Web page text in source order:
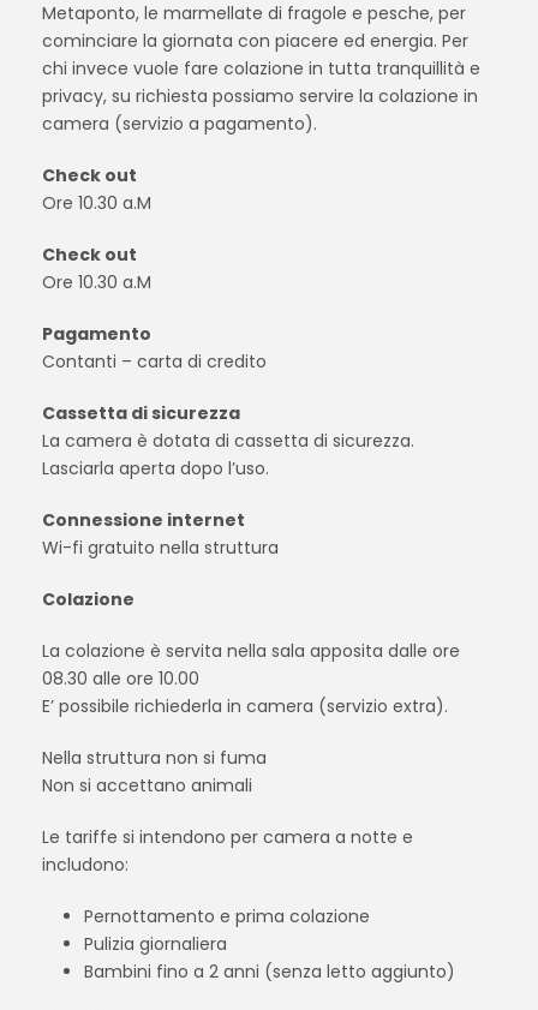
Metaponto, le marmellate di fragole e pesche, per
cominciare la giornata con piacere ed energia. Per
chi invece vuole fare colazione in tutta tranquillità e
privacy, su richiesta possiamo servire la colazione in
camera (servizio a pagamento).
Check out
Ore 10.30 a.M
Check out
Ore 10.30 a.M
Pagamento
Contanti – carta di credito
Cassetta di sicurezza
La camera è dotata di cassetta di sicurezza.
Lasciarla aperta dopo l’uso.
Connessione internet
Wi-fi gratuito nella struttura
Colazione
La colazione è servita nella sala apposita dalle ore
08.30 alle ore 10.00
E’ possibile richiederla in camera (servizio extra).
Nella struttura non si fuma
Non si accettano animali
Le tariffe si intendono per camera a notte e
includono:
Pernottamento e prima colazione
Pulizia giornaliera
Bambini fino a 2 anni (senza letto aggiunto)